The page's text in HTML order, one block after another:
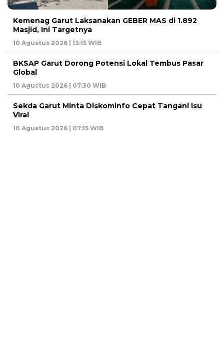
Kemenag Garut Laksanakan GEBER MAS di 1.892
Masjid, Ini Targetnya
10 Agustus 2026 | 13:15 WIB
BKSAP Garut Dorong Potensi Lokal Tembus Pasar
Global
10 Agustus 2026 | 07:30 WIB
Sekda Garut Minta Diskominfo Cepat Tangani Isu
Viral
10 Agustus 2026 | 07:15 WIB